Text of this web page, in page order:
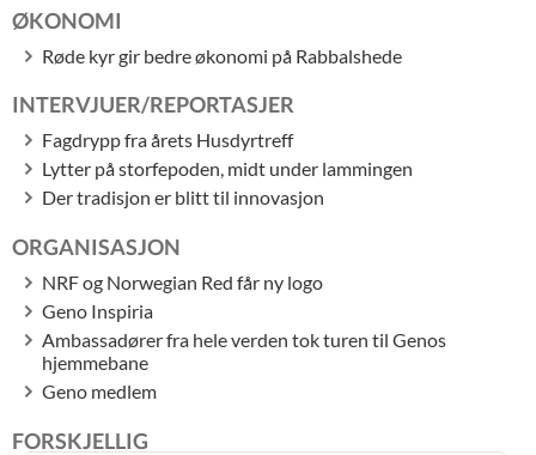
ØKONOMI
Røde kyr gir bedre økonomi på Rabbalshede
INTERVJUER/REPORTASJER
Fagdrypp fra årets Husdyrtreff
Lytter på storfepoden, midt under lammingen
Der tradisjon er blitt til innovasjon
ORGANISASJON
NRF og Norwegian Red får ny logo
Geno Inspiria
Ambassadører fra hele verden tok turen til Genos
hjemmebane
Geno medlem
FORSKJELLIG